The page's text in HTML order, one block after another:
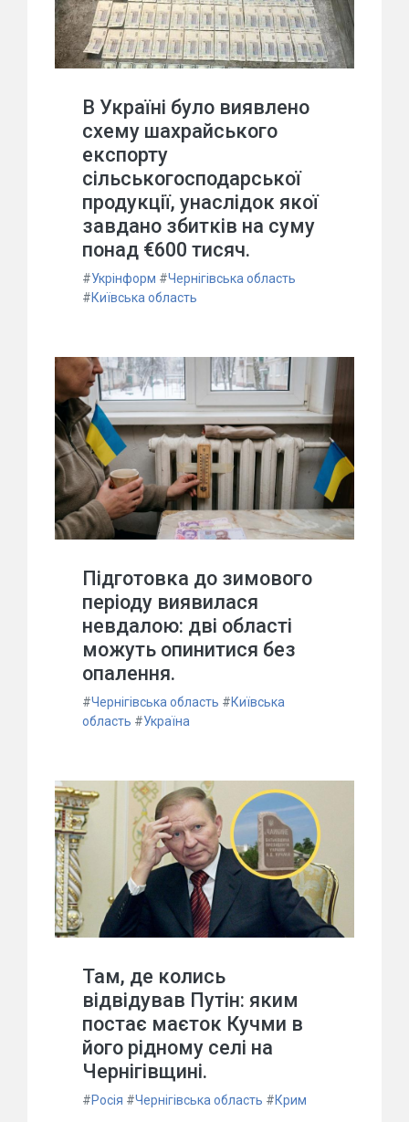
В Україні було виявлено
схему шахрайського
експорту
сільськогосподарської
продукції, унаслідок якої
завдано збитків на суму
понад €600 тисяч.
#Укрінформ #Чернігівська область
#Київська область
Підготовка до зимового
періоду виявилася
невдалою: дві області
можуть опинитися без
опалення.
#Чернігівська область #Київська
область #Україна
Там, де колись
відвідував Путін: яким
постає маєток Кучми в
його рідному селі на
Чернігівщині.
#Росія #Чернігівська область #Крим